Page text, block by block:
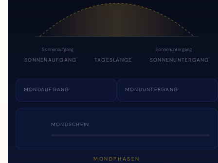
Sonnenaufgang Sonnenuntergang
SONNENAUFGANG TAGESLÄNGE SONNENUNTERGANG
MONDAUFGANG MONDUNTERGANG
MONDSCHEIN
MONDPHASEN